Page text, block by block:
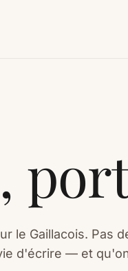
le Gaillacois. Pas
d'écrire — et